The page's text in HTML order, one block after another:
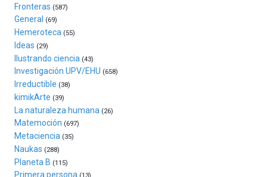
monólogos,
exposiciones,
conferencias,
docufórums
y
espectáculos
del
16
de
septiembre
al
4
de
Fronteras (587)
General (69)
Hemeroteca (55)
Ideas (29)
Ilustrando ciencia (43)
Investigación UPV/EHU (658)
Irreductible (38)
kimikArte (39)
La naturaleza humana (26)
Matemoción (697)
Metaciencia (35)
Naukas (288)
Planeta B (115)
Primera persona